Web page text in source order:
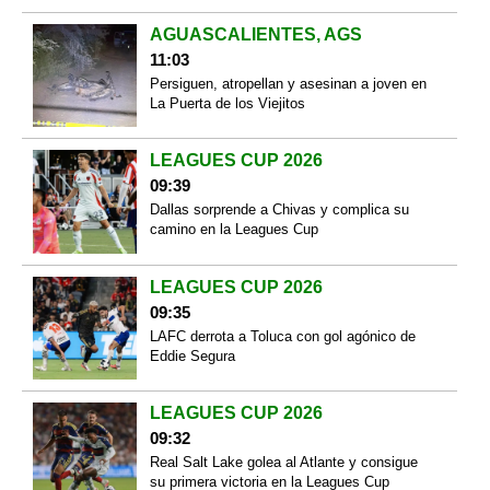
AGUASCALIENTES, AGS
11:03
Persiguen, atropellan y asesinan a joven en
La Puerta de los Viejitos
LEAGUES CUP 2026
09:39
Dallas sorprende a Chivas y complica su
camino en la Leagues Cup
LEAGUES CUP 2026
09:35
LAFC derrota a Toluca con gol agónico de
Eddie Segura
LEAGUES CUP 2026
09:32
Real Salt Lake golea al Atlante y consigue
su primera victoria en la Leagues Cup